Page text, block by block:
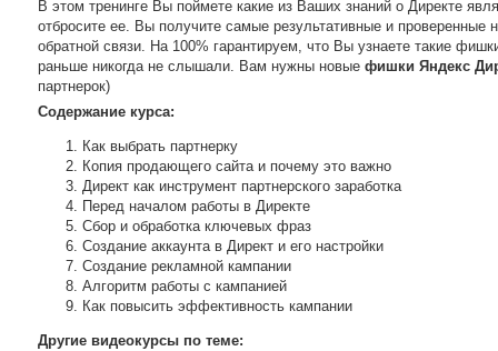
В этом тренинге Вы поймете какие из Ваших знаний о Директе
отбросите ее. Вы получите самые результативные и проверенные
обратной связи. На 100% гарантируем, что Вы узнаете такие
раньше никогда не слышали. Вам нужны новые фишки Яндекс
партнерок)
Содержание курса:
Как выбрать партнерку
Копия продающего сайта и почему это важно
Директ как инструмент партнерского заработка
Перед началом работы в Директе
Сбор и обработка ключевых фраз
Создание аккаунта в Директ и его настройки
Создание рекламной кампании
Алгоритм работы с кампанией
Как повысить эффективность кампании
Другие видеокурсы по теме: